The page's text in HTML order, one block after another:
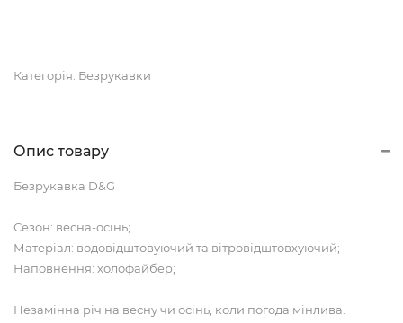
Категорія: Безрукавки
Опис товару
Безрукавка D&G
Сезон: весна-осінь;
Матеріал: водовідштовуючий та вітровідштовхуючий;
Наповнення: холофайбер;
Незамінна річ на весну чи осінь, коли погода мінлива.